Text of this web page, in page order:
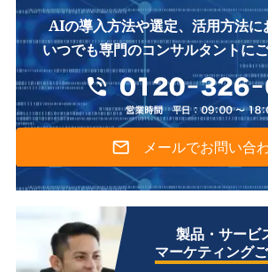
AIの導入方法や選定、活用方法に
いつでも専門のコンサルタントに
メールでお問い合
製品・サービ
マーケティング